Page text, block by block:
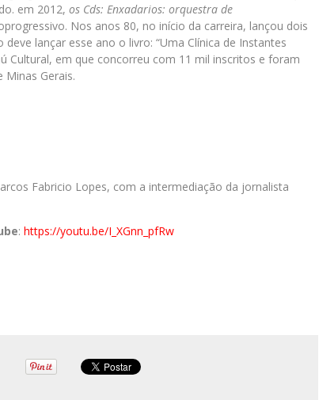
em 2012, os Cds: Enxadarios: orquestra de
Nos anos 80, no início da carreira, lançou dois
lançar esse ano o livro: “Uma Clínica de Instantes
Cultural, em que concorreu com 11 mil inscritos e foram
Minas Gerais.
Fabricio Lopes, com a intermediação da jornalista
: https://youtu.be/I_XGnn_pfRw